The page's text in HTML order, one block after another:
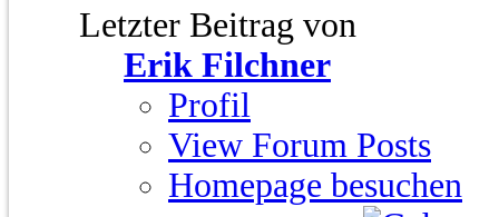
Letzter Beitrag von
Erik Filchner
Profil
View Forum Posts
Homepage besuchen